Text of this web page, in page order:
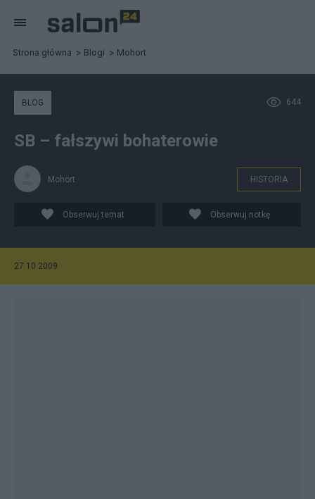
Strona główna Blogi Mohort
644
BLOG
SB – fałszywi bohaterowie
Mohort HISTORIA
Obserwuj temat Obserwuj notkę
27.10.2009